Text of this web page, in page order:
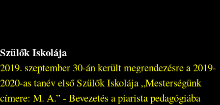
Szülők Iskolája
2019. szeptember 30-án került megrendezésre a 2019-
2020-as tanév első Szülők Iskolája „Mesterségünk
címere: M. A.” - Bevezetés a piarista pedagógiába